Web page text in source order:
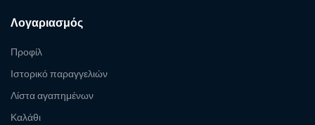
Λογαριασμός
Προφίλ
Ιστορικό παραγγελιών
Λίστα αγαπημένων
Καλάθι